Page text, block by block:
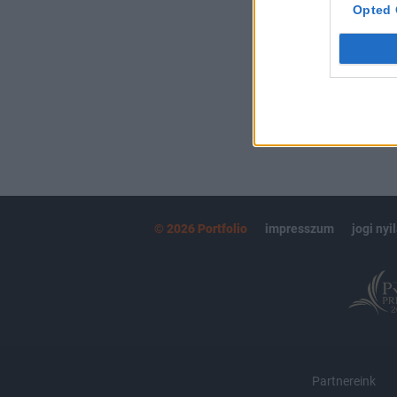
Opted
MÁR
© 2026 Portfolio impresszum jogi
Partnereink